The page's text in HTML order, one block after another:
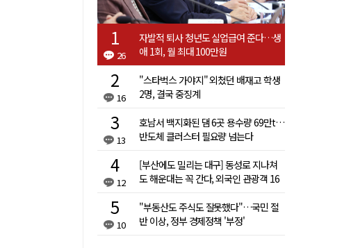
26
자발적 퇴사 청년도 실업급여 준다…생
애 1회, 월 최대 100만원
16
"스타벅스 가야지" 외쳤던 배재고 학생
2명, 결국 중징계
13
호남서 백지화된 댐 6곳 용수량 69만t…
반도체 클러스터 필요량 넘는다
12
[부산에도 밀리는 대구] 동성로 지나쳐
도 해운대는 꼭 간다, 외국인 관광객 16
10
"부동산도 주식도 잘못했다"…국민 절
반 이상, 정부 경제정책 '부정'